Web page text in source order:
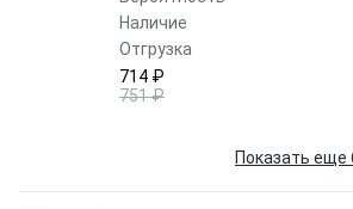
Наличие
Отгрузка
714 ₽
751 ₽
Показать еще